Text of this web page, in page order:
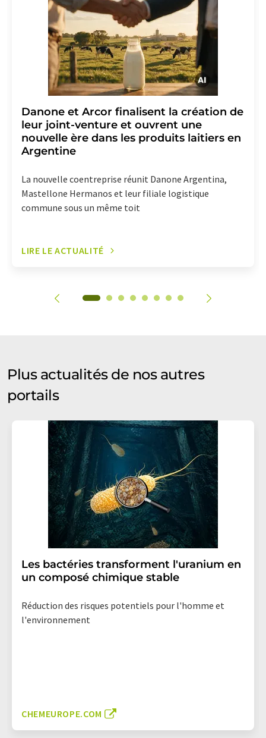
lien pour se désabonner de la newsletter
correspondante.
Danone et Arcor finalisent la création de
leur joint-venture et ouvrent une
nouvelle ère dans les produits laitiers en
Argentine
La nouvelle coentreprise réunit Danone Argentina,
Mastellone Hermanos et leur filiale logistique
commune sous un même toit
LIRE LE ACTUALITÉ
Plus actualités de nos autres
portails
Les bactéries transforment l'uranium en
un composé chimique stable
Réduction des risques potentiels pour l'homme et
l'environnement
CHEMEUROPE.COM